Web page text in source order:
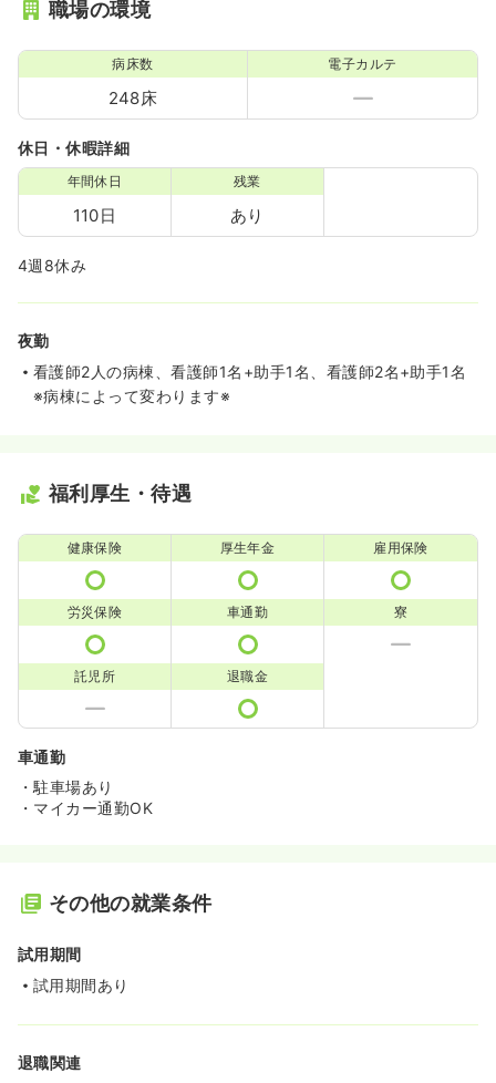
職場の環境
病床数
248床
電子カルテ
休日・休暇詳細
年間休日
110日
残業
あり
4週8休み
夜勤
看護師2人の病棟、看護師1名+助手1名、看護師2名+助手1名
※病棟によって変わります※
福利厚生・待遇
健康保険 厚生年金 雇用保険
労災保険 車通勤 寮
託児所 退職金
車通勤
・駐車場あり
・マイカー通勤OK
その他の就業条件
試用期間
試用期間あり
退職関連